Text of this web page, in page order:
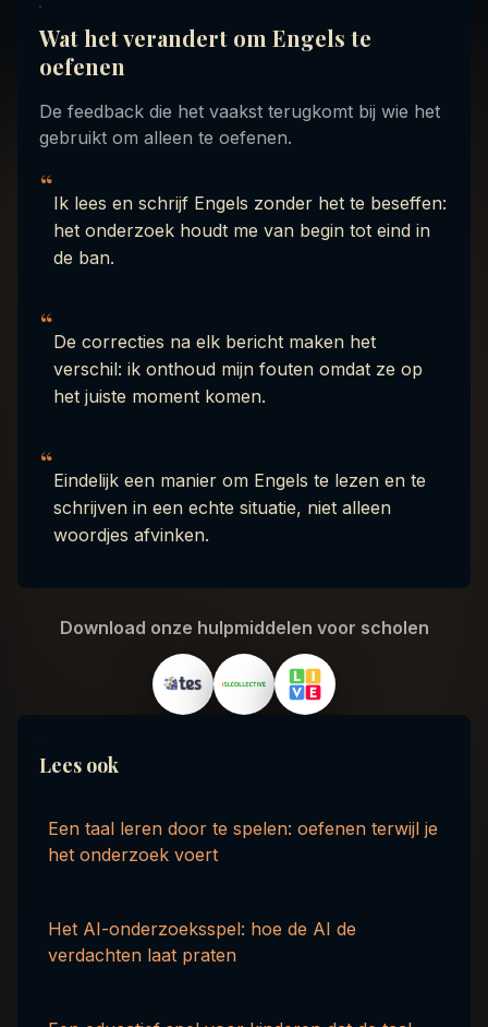
Wat het verandert om Engels te
oefenen
De feedback die het vaakst terugkomt bij wie het
gebruikt om alleen te oefenen.
“Ik lees en schrijf Engels zonder het te beseffen:
het onderzoek houdt me van begin tot eind in
de ban.
“De correcties na elk bericht maken het
verschil: ik onthoud mijn fouten omdat ze op
het juiste moment komen.
“Eindelijk een manier om Engels te lezen en te
schrijven in een echte situatie, niet alleen
woordjes afvinken.
Download onze hulpmiddelen voor scholen
Lees ook
Een taal leren door te spelen: oefenen terwijl je
het onderzoek voert
Het AI-onderzoeksspel: hoe de AI de
verdachten laat praten